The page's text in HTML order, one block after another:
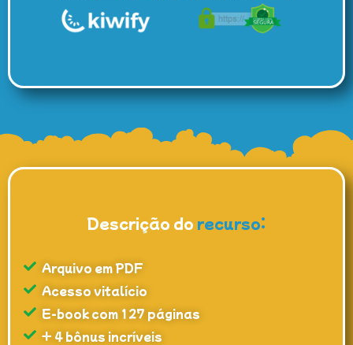
Descrição do recurso:
Arquivo em PDF
Acesso vitalício
E-book com 127 páginas
+ 4 bônus incríveis